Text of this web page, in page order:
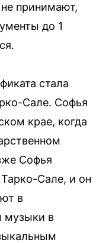
принимают,
до 1
стала
Сале. Софья
крае, когда
Софья
Сале, и он
в
музыки в